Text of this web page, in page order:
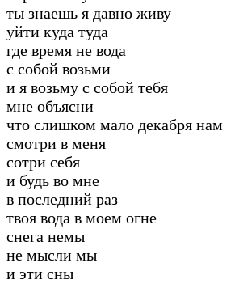
ты знаешь я давно живу
уйти куда туда
где время не вода
с собой возьми
и я возьму с собой тебя
мне объясни
что слишком мало декабря нам
смотри в меня
сотри себя
и будь во мне
в последний раз
твоя вода в моем огне
снега немы
не мысли мы
и эти сны